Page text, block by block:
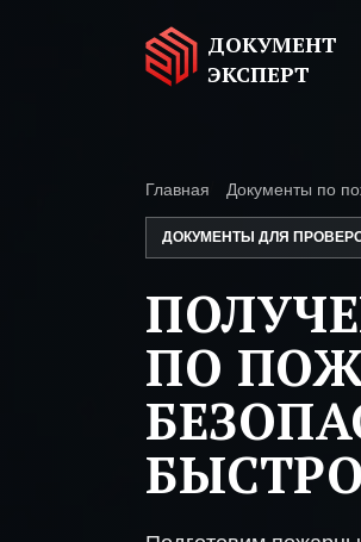
ДОКУМЕНТ
ЭКСПЕРТ
Главная Документы по
ДОКУМЕНТЫ ДЛЯ
ПО